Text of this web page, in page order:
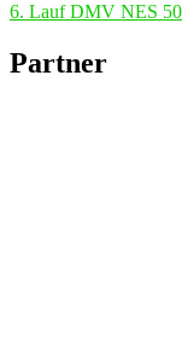
6. Lauf DMV NES
Partner